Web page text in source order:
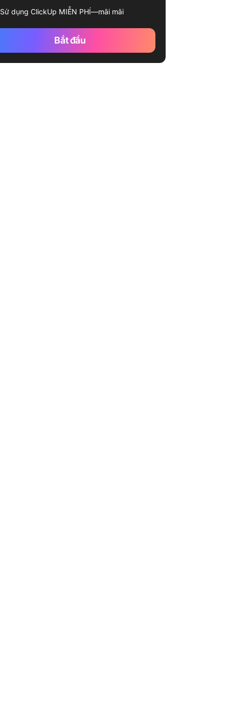
Sử dụng ClickUp MIỄN PHÍ—mãi mãi
Bắt đầu